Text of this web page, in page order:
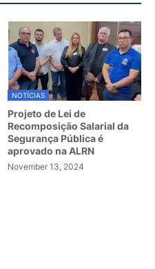
NOTÍCIAS
Projeto de Lei de
Recomposição Salarial da
Segurança Pública é
aprovado na ALRN
November 13, 2024